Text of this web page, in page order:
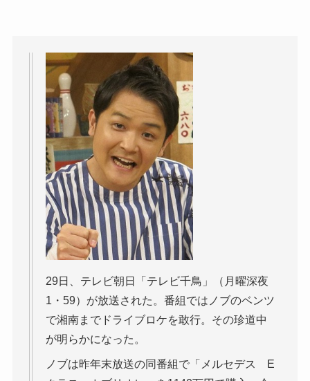
29日、テレビ朝日「テレビ千鳥」（月曜深夜
1・59）が放送された。番組ではノブのベンツ
で湘南までドライブロケを敢行。その珍道中
が明らかになった。
ノブは昨年末放送の同番組で「メルセデス E